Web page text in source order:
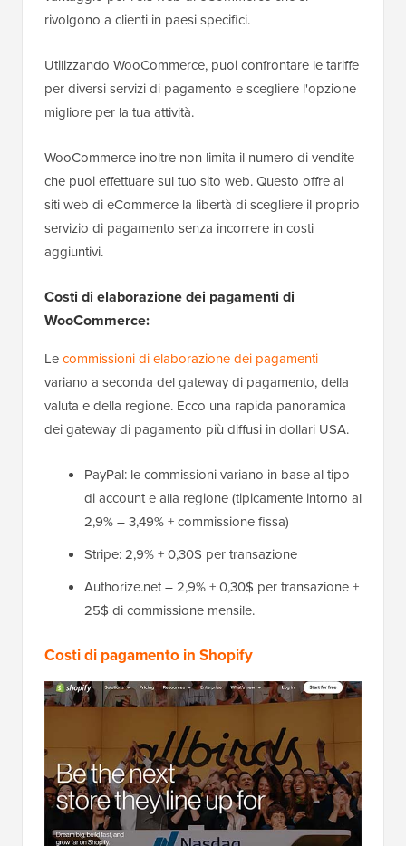
rivolgono a clienti in paesi specifici.
Utilizzando WooCommerce, puoi confrontare le tariffe
per diversi servizi di pagamento e scegliere l'opzione
migliore per la tua attività.
WooCommerce inoltre non limita il numero di vendite
che puoi effettuare sul tuo sito web. Questo offre ai
siti web di eCommerce la libertà di scegliere il proprio
servizio di pagamento senza incorrere in costi
aggiuntivi.
Costi di elaborazione dei pagamenti di
WooCommerce:
Lecommissioni di elaborazione dei pagamenti
variano a seconda del gateway di pagamento, della
valuta e della regione. Ecco una rapida panoramica
dei gateway di pagamento più diffusi in dollari USA.
PayPal: le commissioni variano in base al tipo
di account e alla regione (tipicamente intorno al
2,9% – 3,49% + commissione fissa)
Stripe: 2,9% + 0,30$ per transazione
Authorize.net – 2,9% + 0,30$ per transazione +
25$ di commissione mensile.
Costi di pagamento in Shopify